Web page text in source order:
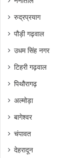
रुद्रप्रयाग
पौड़ी गढ़वाल
उधम सिंह नगर
टिहरी गढ़वाल
पिथौरागढ़
अल्मोड़ा
बागेश्वर
चंपावत
देहरादून